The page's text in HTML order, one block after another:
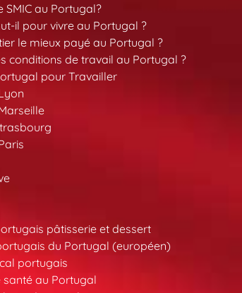
SMIC au Portugal?
il pour vivre au Portugal ?
le mieux payé au Portugal ?
conditions de travail au Portugal ?
pour Travailler
pâtisserie et dessert
du Portugal (européen)
portugais
santé au Portugal